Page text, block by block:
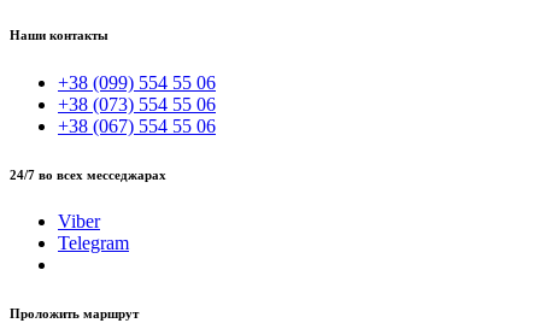
Наши контакты
+38 (099) 554 55 06
+38 (073) 554 55 06
+38 (067) 554 55 06
24/7 во всех месседжарах
Viber
Telegram
Проложить маршрут